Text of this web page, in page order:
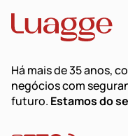
Há mais de 35 anos,
negócios com
futuro. Estamos do